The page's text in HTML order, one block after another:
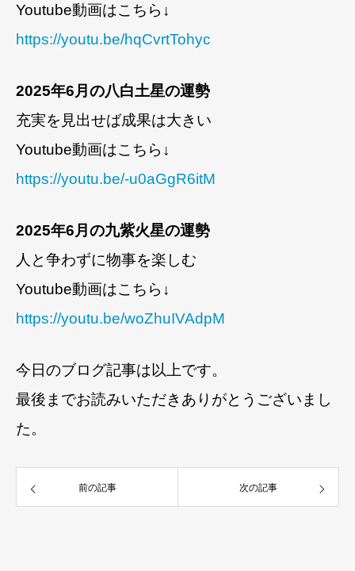
Youtube動画はこちら↓
https://youtu.be/hqCvrtTohyc
2025年6月の八白土星の運勢
充実を見出せば成果は大きい
Youtube動画はこちら↓
https://youtu.be/-u0aGgR6itM
2025年6月の九紫火星の運勢
人と争わずに物事を楽しむ
Youtube動画はこちら↓
https://youtu.be/woZhuIVAdpM
今日のブログ記事は以上です。
最後までお読みいただきありがとうございまし
た。
前の記事 次の記事